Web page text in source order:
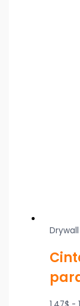
Drywall